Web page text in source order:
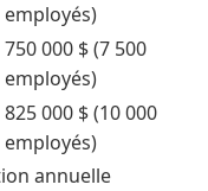
employés)
750 000 $ (7 500
employés)
825 000 $ (10 000
employés)
annuelle